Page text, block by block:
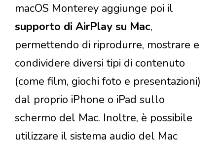
macOS Monterey aggiunge poi il
supporto di AirPlay su Mac,
permettendo di riprodurre, mostrare e
condividere diversi tipi di contenuto
(come film, giochi foto e presentazioni)
dal proprio iPhone o iPad sullo
schermo del Mac. Inoltre, è possibile
utilizzare il sistema audio del Mac